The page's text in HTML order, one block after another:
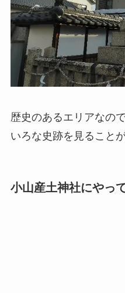
歴史のあるエリアなの
いろな史跡を見ること
小山産土神社にやっ